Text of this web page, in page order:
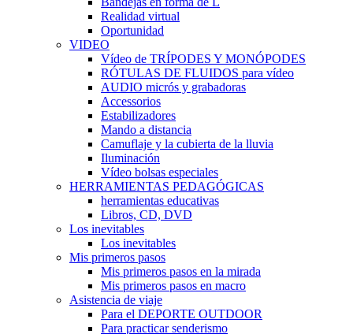
Realidad virtual
Oportunidad
VIDEO
Vídeo de TRÍPODES Y MONÓPODES
RÓTULAS DE FLUIDOS para vídeo
AUDIO micrós y grabadoras
Accessorios
Estabilizadores
Mando a distancia
Camuflaje y la cubierta de la lluvia
Iluminación
Vídeo bolsas especiales
HERRAMIENTAS PEDAGÓGICAS
herramientas educativas
Libros, CD, DVD
Los inevitables
Los inevitables
Mis primeros pasos
Mis primeros pasos en la mirada
Mis primeros pasos en macro
Asistencia de viaje
Para el DEPORTE OUTDOOR
Para practicar senderismo